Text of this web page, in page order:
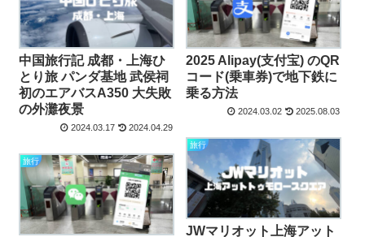
中国旅行記 成都・上海ひ
とり旅 パンダ基地 武侯祠
初のエアバスA350 大失敗
の外灘夜景
2024.03.17 2024.04.29
2025 Alipay(支付宝) のQR
コード(乗車券)で地下鉄に
乗る方法
2024.03.02 2025.08.03
旅行
JWマリオット上海アット
旅行